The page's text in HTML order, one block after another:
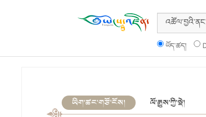
ཡོད་ཚད།
ཡིག་ཚང་གཙོ་ངོས། ལོ་རྒྱུས་ཀྱི་སྡེ།